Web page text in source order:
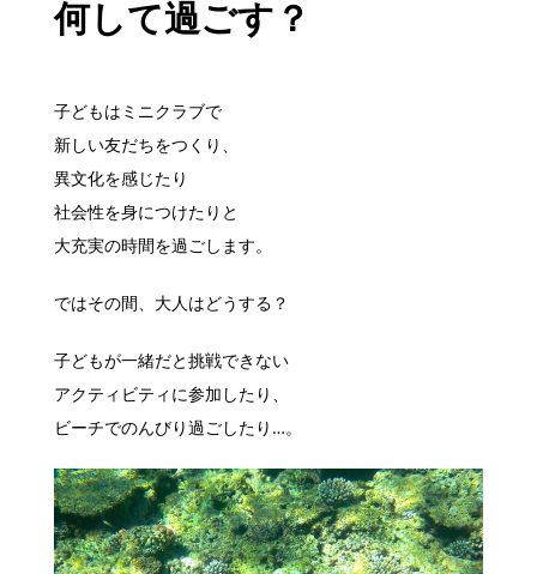
何して過ごす？
子どもはミニクラブで
新しい友だちをつくり、
異文化を感じたり
社会性を身につけたりと
大充実の時間を過ごします。
ではその間、大人はどうする？
子どもが一緒だと挑戦できない
アクティビティに参加したり、
ビーチでのんびり過ごしたり…。